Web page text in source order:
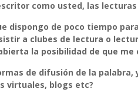
como usted, las lecturas
dispongo de poco tiempo
a clubes de lectura o
la posibilidad de que
de difusión de la
virtuales, blogs etc?